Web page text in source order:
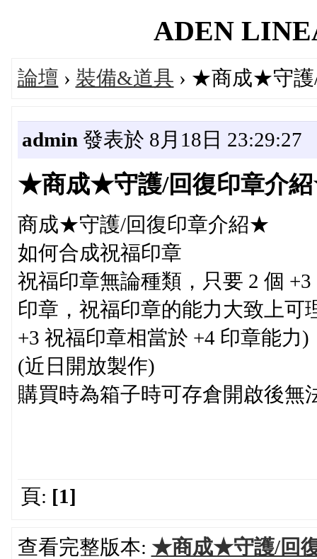
ADEN
論壇 › 裝備&道具 › ★商成★守
admin 發表於 8月18日 23:29:27
★商成★守護/回復印章介
商成★守護/回復印章介紹★
如何合成祝福印章
祝福印章無論種類，只要 2 個
印章，祝福印章的能力大致上可
+3 祝福印章相當於 +4 印章能力
(近日開放製作)
購買時為箱子時可存倉開啟後無
頁: [1]
查看完整版本: ★商成★守護/回